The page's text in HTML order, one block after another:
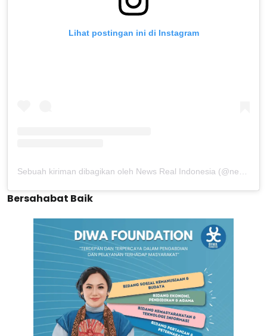
Lihat postingan ini di Instagram
Bersahabat Baik